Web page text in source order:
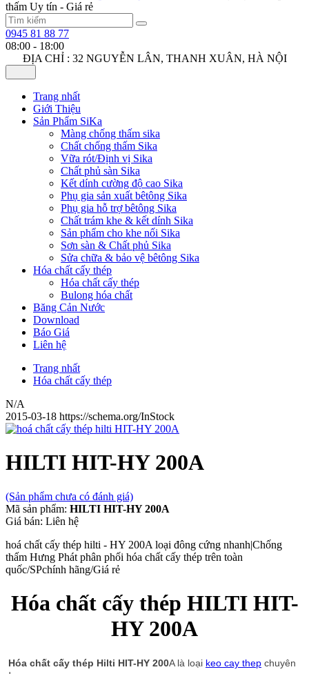
thấm Uy tín - Giá rẻ
0945 81 88 77
08:00 - 18:00
ĐỊA CHỈ : 32 NGUYỄN LÂN, THANH XUÂN, HÀ NỘI
Trang nhất
Giới Thiệu
Sản Phẩm SiKa
Màng chống thấm sika
Chất chống thấm Sika
Vữa rót/Định vị Sika
Chất phủ sàn Sika
Kết dính cường độ cao Sika
Phụ gia sản xuất bêtông Sika
Phụ gia hỗ trợ bêtông Sika
Chất trám khe & kết dính Sika
Sản phẩm cho khe nối Sika
Sơn sàn & Chất phủ Sika
Sửa chữa & bảo vệ bêtông Sika
Hóa chất cấy thép
Hóa chất cấy thép
Bulong hóa chất
Băng Cản Nước
Download
Báo Giá
Liên hệ
Trang nhất
Hóa chất cấy thép
N/A
2015-03-18 https://schema.org/InStock
HILTI HIT-HY 200A
(Sản phẩm chưa có đánh giá)
Mã sản phẩm: HILTI HIT-HY 200A
Giá bán: Liên hệ
hoá chất cấy thép hilti - HY 200A loại đông cứng nhanh|Chống
thấm Hưng Phát phân phối hóa chất cấy thép trên toàn
quốc/SPchính hãng/Giá rẻ
Hóa chất cấy thép HILTI HIT-
HY 200A
Hóa chất cấy thép Hilti HIT-HY 200A là loại keo cay thep chuyên